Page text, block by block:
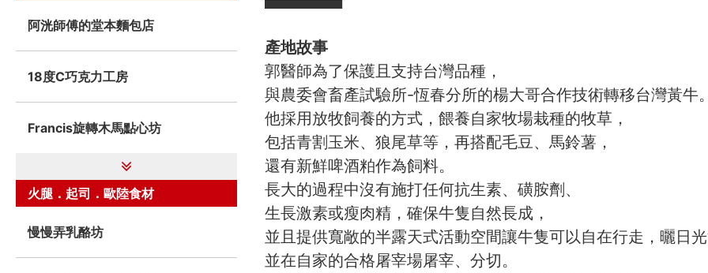
▀▀▀▀▀▀▀
產地故事
郭醫師為了保護且支持台灣品種，
與農委會畜產試驗所-恆春分所的楊大哥合作技術轉移台灣黃牛
他採用放牧飼養的方式，餵養自家牧場栽種的牧草，
包括青割玉米、狼尾草等，再搭配毛豆、馬鈴薯，
還有新鮮啤酒粕作為飼料。
長大的過程中沒有施打任何抗生素、磺胺劑、
生長激素或瘦肉精，確保牛隻自然長成，
並且提供寬敞的半露天式活動空間讓牛隻可以自在行走，曬日
並在自家的合格屠宰場屠宰、分切。
阿洸師傅的堂本麵包店
18度C巧克力工房
Francis旋轉木馬點心坊
火腿．起司．歐陸食材
慢慢弄乳酪坊